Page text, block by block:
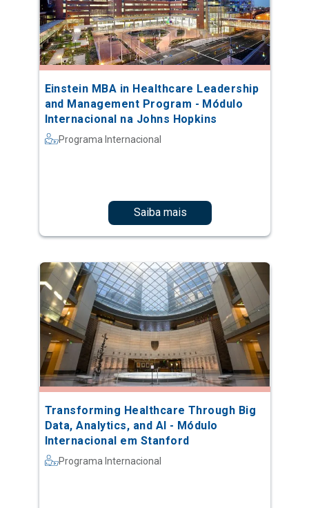
Einstein MBA in Healthcare Leadership
and Management Program - Módulo
Internacional na Johns Hopkins
Programa Internacional
Saiba mais
Transforming Healthcare Through Big
Data, Analytics, and AI - Módulo
Internacional em Stanford
Programa Internacional